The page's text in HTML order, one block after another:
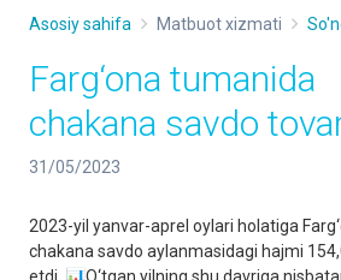
Asosiy sahifa Matbuot xizmati
Farg‘ona tumanida
chakana savdo
31/05/2023
2023-yil yanvar-aprel oylari holatiga
chakana savdo aylanmasidagi hajmi